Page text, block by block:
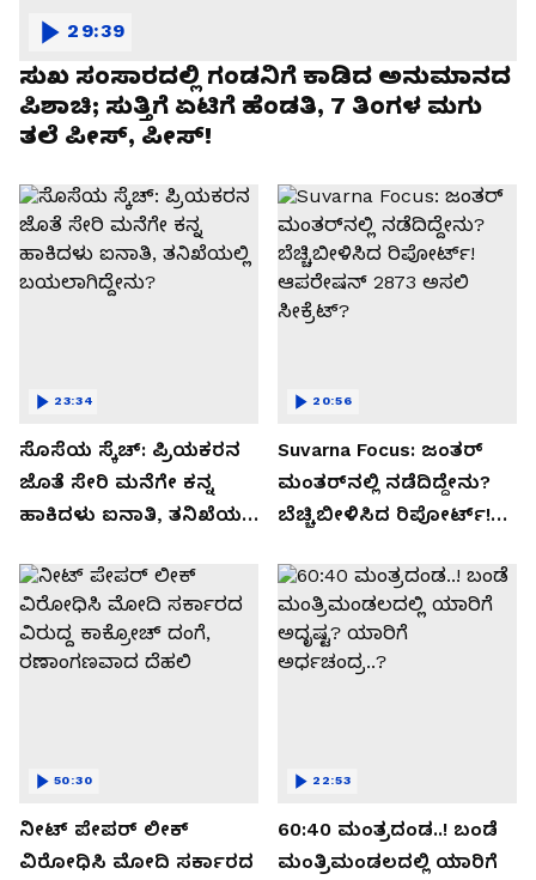
ಸುಖ ಸಂಸಾರದಲ್ಲಿ ಗಂಡನಿಗೆ ಕಾಡಿದ ಅನುಮಾನದ
ಪಿಶಾಚಿ; ಸುತ್ತಿಗೆ ಏಟಿಗೆ ಹೆಂಡತಿ, 7 ತಿಂಗಳ ಮಗು
ತಲೆ ಪೀಸ್, ಪೀಸ್!
29:39
ಸೊಸೆಯ ಸ್ಕೆಚ್: ಪ್ರಿಯಕರನ
ಜೊತೆ ಸೇರಿ ಮನೆಗೇ ಕನ್ನ
ಹಾಕಿದಳು ಐನಾತಿ, ತನಿಖೆಯಲ್ಲಿ
23:34
Suvarna Focus: ಜಂತರ್
ಮಂತರ್‌ನಲ್ಲಿ ನಡೆದಿದ್ದೇನು?
ಬೆಚ್ಚಿಬೀಳಿಸಿದ ರಿಪೋರ್ಟ್!
ಸೀಕ್ರೆಟ್?
20:56
ನೀಟ್ ಪೇಪರ್ ಲೀಕ್
ವಿರೋಧಿಸಿ ಮೋದಿ ಸರ್ಕಾರದ
50:30
60:40 ಮಂತ್ರದಂಡ..! ಬಂಡೆ
ಮಂತ್ರಿಮಂಡಲದಲ್ಲಿ ಯಾರಿಗೆ
22:53